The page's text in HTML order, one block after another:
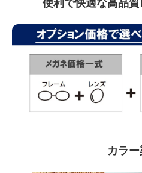
便利で快適な高品
カラ